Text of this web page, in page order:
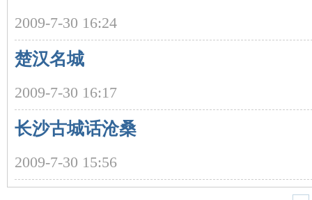
文
2009-7-30 16:24
楚汉名城
2009-7-30 16:17
长沙古城话沧桑
2009-7-30 15:56